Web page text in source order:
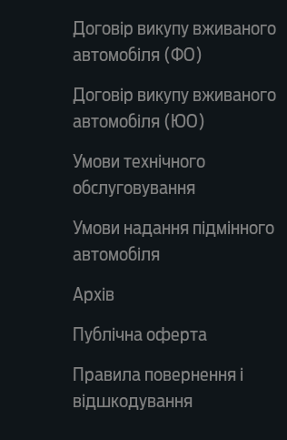
Договір викупу вживаного
автомобіля (ФО)
Договір викупу вживаного
автомобіля (ЮО)
Умови технічного
обслуговування
Умови надання підмінного
автомобіля
Архів
Публічна оферта
Правила повернення і
відшкодування